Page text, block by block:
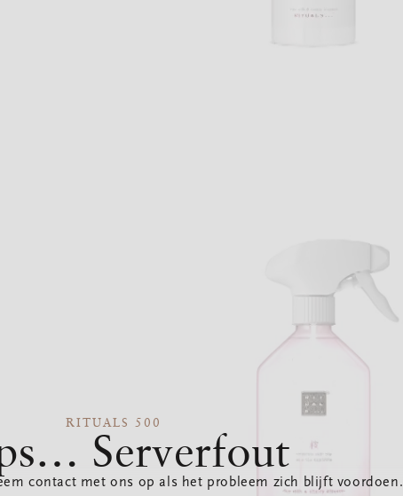
RITUALS 500
Serverfout
contact met ons op als het probleem zich blijft voordoen.